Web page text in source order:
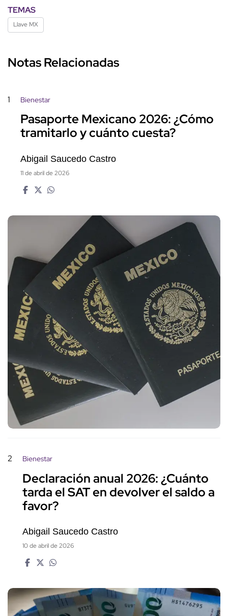
TEMAS
Llave MX
Notas Relacionadas
1 Bienestar
Pasaporte Mexicano 2026: ¿Cómo
tramitarlo y cuánto cuesta?
Abigail Saucedo Castro
11 de abril de 2026
2 Bienestar
Declaración anual 2026: ¿Cuánto
tarda el SAT en devolver el saldo a
favor?
Abigail Saucedo Castro
10 de abril de 2026